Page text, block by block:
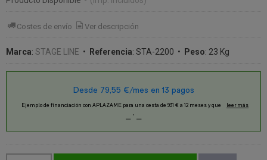
Costes de envío Ver descripción
Marca: STAGE LINE • Referencia: STA-2200 • Peso: 23 Kg